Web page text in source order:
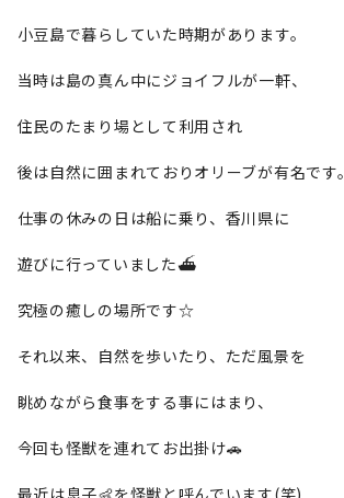
小豆島で暮らしていた時期があります。
当時は島の真ん中にジョイフルが一軒、
住民のたまり場として利用され
後は自然に囲まれておりオリーブが有名です。
仕事の休みの日は船に乗り、香川県に
遊びに行っていました⛴️
究極の癒しの場所です☆
それ以来、自然を歩いたり、ただ風景を
眺めながら食事をする事にはまり、
今回も怪獣を連れてお出掛け🚗
最近は息子👶を怪獣と呼んでいます(笑)